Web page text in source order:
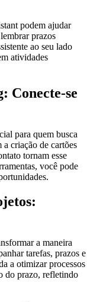
podem ajudar
prazos
ao seu lado
atividades
Conecte-se
para quem busca
criação de cartões
tornam esse
você pode
a maneira
tarefas, prazos e
a otimizar processos
do prazo, refletindo